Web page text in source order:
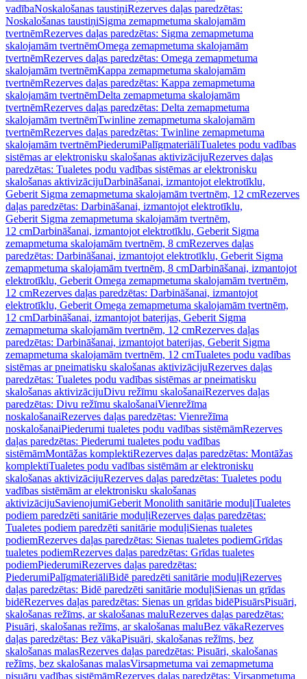
vadībaNoskalošanas taustiņiRezerves daļas paredzētas:
Noskalošanas taustiņiSigma zemapmetuma skalojamām
tvertnēmRezerves daļas paredzētas: Sigma zemapmetuma
skalojamām tvertnēmOmega zemapmetuma skalojamām
tvertnēmRezerves daļas paredzētas: Omega zemapmetuma
skalojamām tvertnēmKappa zemapmetuma skalojamām
tvertnēmRezerves daļas paredzētas: Kappa zemapmetuma
skalojamām tvertnēmDelta zemapmetuma skalojamām
tvertnēmRezerves daļas paredzētas: Delta zemapmetuma
skalojamām tvertnēmTwinline zemapmetuma skalojamām
tvertnēmRezerves daļas paredzētas: Twinline zemapmetuma
skalojamām tvertnēmPiederumiPalīgmateriāliTualetes podu vadības
sistēmas ar elektronisku skalošanas aktivizācijuRezerves daļas
paredzētas: Tualetes podu vadības sistēmas ar elektronisku
skalošanas aktivizācijuDarbināšanai, izmantojot elektrotīklu,
Geberit Sigma zemapmetuma skalojamām tvertnēm, 12 cmRezerves
daļas paredzētas: Darbināšanai, izmantojot elektrotīklu,
Geberit Sigma zemapmetuma skalojamām tvertnēm,
12 cmDarbināšanai, izmantojot elektrotīklu, Geberit Sigma
zemapmetuma skalojamām tvertnēm, 8 cmRezerves daļas
paredzētas: Darbināšanai, izmantojot elektrotīklu, Geberit Sigma
zemapmetuma skalojamām tvertnēm, 8 cmDarbināšanai, izmantojot
elektrotīklu, Geberit Omega zemapmetuma skalojamām tvertnēm,
12 cmRezerves daļas paredzētas: Darbināšanai, izmantojot
elektrotīklu, Geberit Omega zemapmetuma skalojamām tvertnēm,
12 cmDarbināšanai, izmantojot baterijas, Geberit Sigma
zemapmetuma skalojamām tvertnēm, 12 cmRezerves daļas
paredzētas: Darbināšanai, izmantojot baterijas, Geberit Sigma
zemapmetuma skalojamām tvertnēm, 12 cmTualetes podu vadības
sistēmas ar pneimatisku skalošanas aktivizācijuRezerves daļas
paredzētas: Tualetes podu vadības sistēmas ar pneimatisku
skalošanas aktivizācijuDivu režīmu skalošanaiRezerves daļas
paredzētas: Divu režīmu skalošanaiVienrežīma
noskalošanaiRezerves daļas paredzētas: Vienrežīma
noskalošanaiPiederumi tualetes podu vadības sistēmāmRezerves
daļas paredzētas: Piederumi tualetes podu vadības
sistēmāmMontāžas komplektiRezerves daļas paredzētas: Montāžas
komplektiTualetes podu vadības sistēmām ar elektronisku
skalošanas aktivizācijuRezerves daļas paredzētas: Tualetes podu
vadības sistēmām ar elektronisku skalošanas
aktivizācijuSavienojumiGeberit Monolith sanitārie moduļiTualetes
podiem paredzēti sanitārie moduļiRezerves daļas paredzētas:
Tualetes podiem paredzēti sanitārie moduļiSienas tualetes
podiemRezerves daļas paredzētas: Sienas tualetes podiemGrīdas
tualetes podiemRezerves daļas paredzētas: Grīdas tualetes
podiemPiederumiRezerves daļas paredzētas:
PiederumiPalīgmateriāliBidē paredzēti sanitārie moduļiRezerves
daļas paredzētas: Bidē paredzēti sanitārie moduļiSienas un grīdas
bidēRezerves daļas paredzētas: Sienas un grīdas bidēPisuārsPisuāri,
skalošanas režīms, ar skalošanas maluRezerves daļas paredzētas:
Pisuāri, skalošanas režīms, ar skalošanas maluBez vākaRezerves
daļas paredzētas: Bez vākaPisuāri, skalošanas režīms, bez
skalošanas malasRezerves daļas paredzētas: Pisuāri, skalošanas
režīms, bez skalošanas malasVirsapmetuma vai zemapmetuma
pisuāru vadības sistēmāmRezerves daļas paredzētas: Virsapmetuma